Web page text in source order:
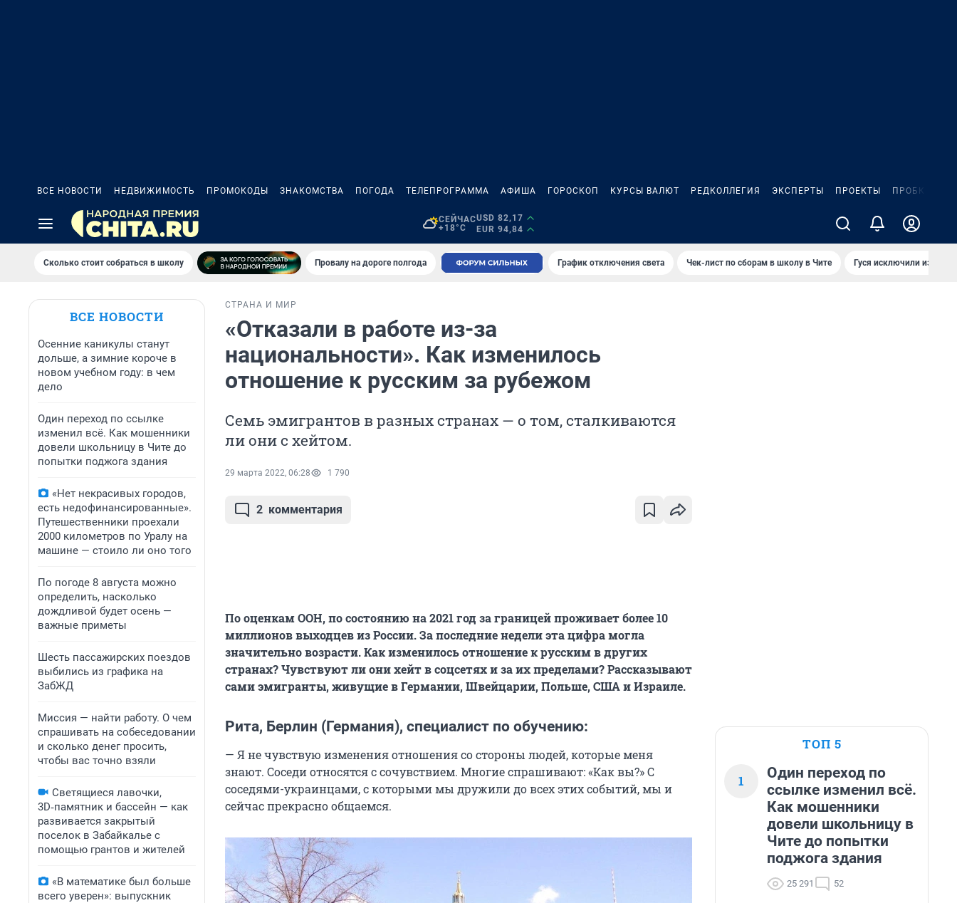
ВСЕ НОВОСТИ НЕДВИЖИМОСТЬ ПРОМОКОДЫ ЗНАКОМСТВА ПОГОДА ТЕЛЕПРОГРАММА АФИША ГОРОСКОП КУРСЫ ВАЛЮТ РЕДКОЛЛЕГИЯ ЭКСПЕРТЫ ПРОЕКТЫ ПРОБКИ
СЕЙЧАС
+18°C
USD 82,17
EUR 94,84
Сколько стоит собраться в школу Провалу на дороге полгода График отключения света Чек-лист по сборам в школу в Чите Гуся исключили из
ВСЕ НОВОСТИ
Осенние каникулы станут
дольше, а зимние короче в
новом учебном году: в чем
дело
Один переход по ссылке
изменил всё. Как мошенники
довели школьницу в Чите до
попытки поджога здания
«Нет некрасивых городов,
есть недофинансированные».
Путешественники проехали
2000 километров по Уралу на
машине — стоило ли оно того
По погоде 8 августа можно
определить, насколько
дождливой будет осень —
важные приметы
Шесть пассажирских поездов
выбились из графика на
ЗабЖД
Миссия — найти работу. О чем
спрашивать на собеседовании
и сколько денег просить,
чтобы вас точно взяли
Светящиеся лавочки,
3D‑памятник и бассейн — как
развивается закрытый
поселок в Забайкалье с
помощью грантов и жителей
«В математике был больше
всего уверен»: выпускник
СТРАНА И МИР
«Отказали в работе из-за
национальности». Как изменилось
отношение к русским за рубежом
Семь эмигрантов в разных странах — о том, сталкиваются
ли они с хейтом.
29 марта 2022, 06:28 1 790
2 комментария
По оценкам ООН, по состоянию на 2021 год за границей проживает более 10
миллионов выходцев из России. За последние недели эта цифра могла
значительно возрасти. Как изменилось отношение к русским в других
странах? Чувствуют ли они хейт в соцсетях и за их пределами? Рассказывают
сами эмигранты, живущие в Германии, Швейцарии, Польше, США и Израиле.
Рита, Берлин (Германия), специалист по обучению:
— Я не чувствую изменения отношения со стороны людей, которые меня
знают. Соседи относятся с сочувствием. Многие спрашивают: «Как вы?» C
соседями-украинцами, с которыми мы дружили до всех этих событий, мы и
сейчас прекрасно общаемся.
ТОП 5
1
Один переход по
ссылке изменил всё.
Как мошенники
довели школьницу в
Чите до попытки
поджога здания
25 291 52